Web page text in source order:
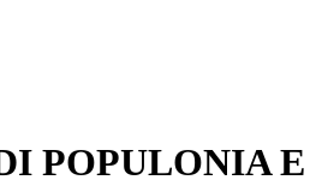
POPULONIA E